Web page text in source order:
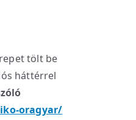
tölt be
háttérrel
oragyar/